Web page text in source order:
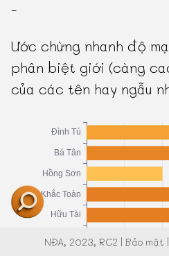
-
Ước chừng nhanh độ
phân biệt giới (càng
của các tên hay ngẫu
NĐA, 2023, RC2 | Bảo mật |